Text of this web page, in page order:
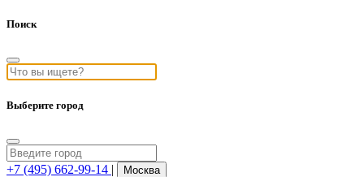
Поиск
Выберите город
+7 (495) 662-99-14 | Москва